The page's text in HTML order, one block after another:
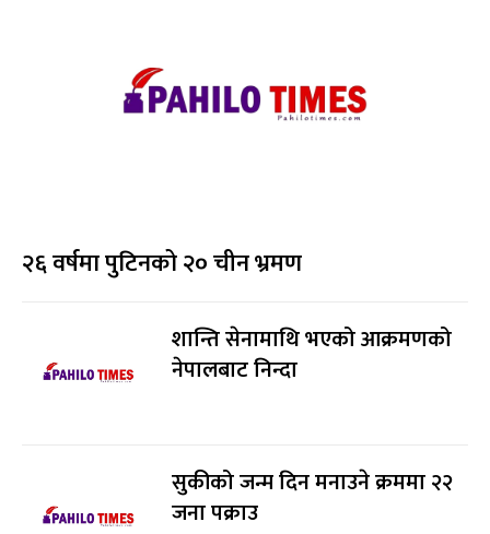
२६ वर्षमा पुटिनको २० चीन भ्रमण
शान्ति सेनामाथि भएको आक्रमणको
नेपालबाट निन्दा
सुकीको जन्म दिन मनाउने क्रममा २२
जना पक्राउ